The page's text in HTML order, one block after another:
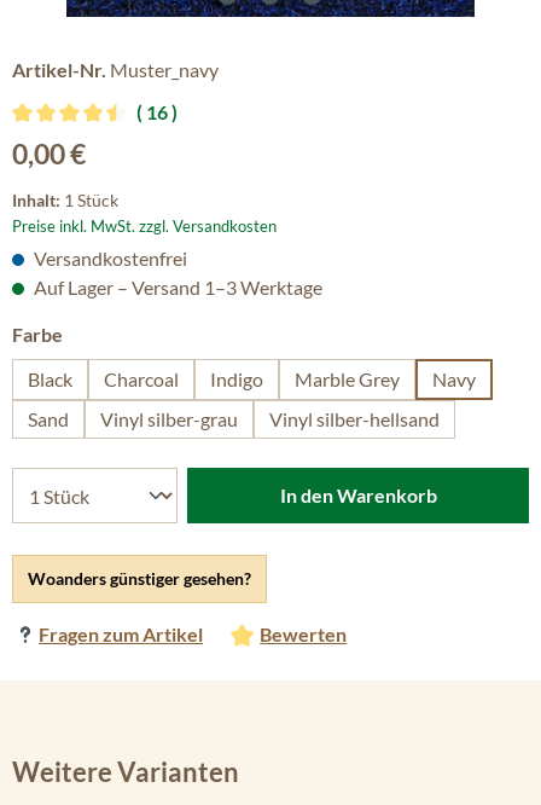
Artikel-Nr. Muster_navy
Durchschnittliche Bewertung von 4.56 von 5 Sternen
16
Regulärer Preis:
0,00 €
Inhalt: 1 Stück
Preise inkl. MwSt. zzgl. Versandkosten
Woanders günstiger gesehen?
Fragen zum Artikel Bewerten
Versandkostenfrei
Auf Lager – Versand 1–3 Werktage
Farbe
Black
Charcoal Indigo Marble Grey
Navy
Sand
Vinyl silber-grau Vinyl silber-hellsand
In den Warenkorb
Weitere Varianten